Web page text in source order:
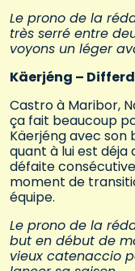
Le prono de la
très serré entre
voyons un léger
Käerjéng –
Castro à Maribor,
ça fait beaucoup
Käerjéng avec son
quant à lui est déja
défaite
moment de
équipe.
Le prono de la
but en début de
vieux catenaccio